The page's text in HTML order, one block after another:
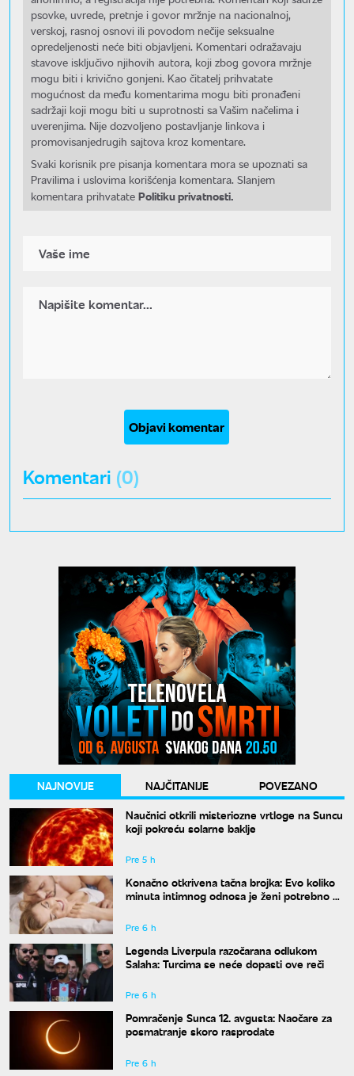
psovke, uvrede, pretnje i govor mržnje na nacionalnoj,
verskoj, rasnoj osnovi ili povodom nečije seksualne
opredeljenosti neće biti objavljeni. Komentari odražavaju
stavove isključivo njihovih autora, koji zbog govora mržnje
mogu biti i krivično gonjeni. Kao čitatelj prihvatate
mogućnost da među komentarima mogu biti pronađeni
sadržaji koji mogu biti u suprotnosti sa Vašim načelima i
uverenjima. Nije dozvoljeno postavljanje linkova i
promovisanjedrugih sajtova kroz komentare.
Svaki korisnik pre pisanja komentara mora se upoznati sa
Pravilima i uslovima korišćenja komentara. Slanjem
komentara prihvatate Politiku privatnosti.
Objavi komentar
Komentari (0)
NAJNOVIJE NAJČITANIJE
POVEZANO
Naučnici otkrili misteriozne vrtloge na Suncu
koji pokreću solarne baklje
Pre 5 h
Konačno otkrivena tačna brojka: Evo koliko
minuta intimnog odnosa je ženi potrebno da
Pre 6 h
Legenda Liverpula razočarana odlukom
Salaha: Turcima se neće dopasti ove reči
Pre 6 h
Pomračenje Sunca 12. avgusta: Naočare za
posmatranje skoro rasprodate
Pre 6 h